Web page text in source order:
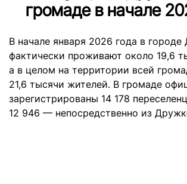
громаде в начале
В начале января 2026 года в
фактически проживают около 19,6
а в целом на территории всей
21,6 тысячи жителей. В громаде
зарегистрированы 14 178
12 946 — непосредственно из